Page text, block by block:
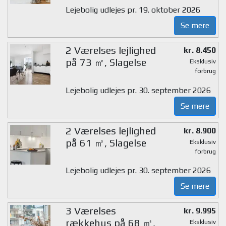
Lejebolig udlejes pr. 19. oktober 2026
Se mere
2 Værelses lejlighed
på 73 ㎡, Slagelse
kr. 8.450
Eksklusiv
forbrug
Lejebolig udlejes pr. 30. september 2026
Se mere
2 Værelses lejlighed
på 61 ㎡, Slagelse
kr. 8.900
Eksklusiv
forbrug
Lejebolig udlejes pr. 30. september 2026
Se mere
3 Værelses
rækkehus på 68 ㎡,
kr. 9.995
Eksklusiv